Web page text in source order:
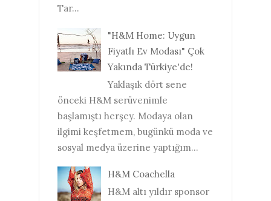
Tar...
"H&M Home: Uygun
Fiyatlı Ev Modası" Çok
Yakında Türkiye'de!
Yaklaşık dört sene
önceki H&M serüvenimle
başlamıştı herşey. Modaya olan
ilgimi keşfetmem, bugünkü moda ve
sosyal medya üzerine yaptığım...
H&M Coachella
H&M altı yıldır sponsor